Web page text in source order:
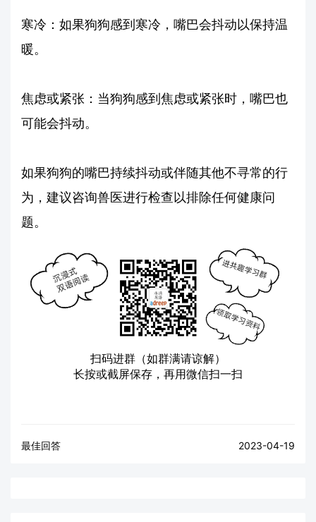
寒冷：如果狗狗感到寒冷，嘴巴会抖动以保持温
暖。
焦虑或紧张：当狗狗感到焦虑或紧张时，嘴巴也
可能会抖动。
如果狗狗的嘴巴持续抖动或伴随其他不寻常的行
为，建议咨询兽医进行检查以排除任何健康问
题。
扫码进群（如群满请谅解）
长按或截屏保存，再用微信扫一扫
最佳回答 2023-04-19